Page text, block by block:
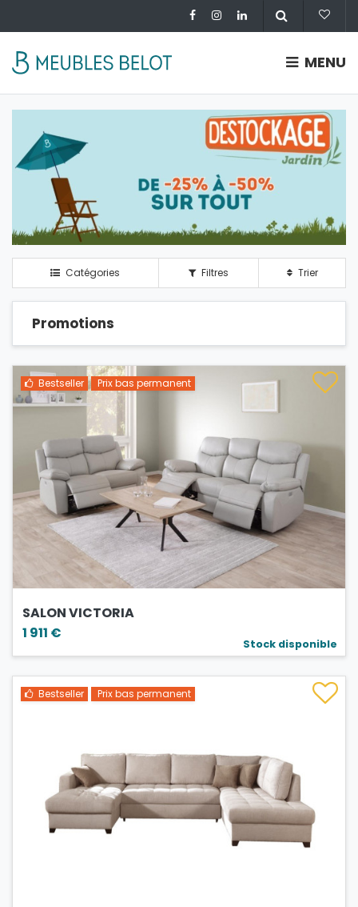
MENU
Catégories Filtres Trier
Promotions
Bestseller Prix bas permanent
SALON VICTORIA
1 911 €
Stock disponible
Bestseller Prix bas permanent